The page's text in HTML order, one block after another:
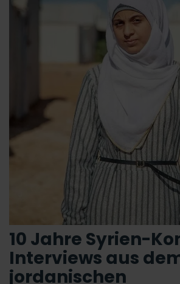
10 Jahre Syrien-
Interviews aus
jordanischen